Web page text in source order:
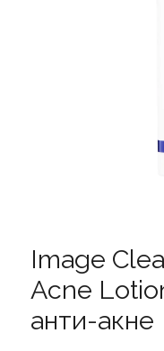
Image
Acne
анти-акне